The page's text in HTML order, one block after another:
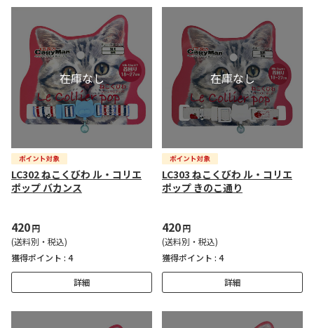
LC302 ねこくびわ ル・コリエ
ポップ バカンス
420円
(送料別・税込)
獲得ポイント : 4
詳細
LC303 ねこくびわ ル・コリエ
ポップ きのこ通り
420円
(送料別・税込)
獲得ポイント : 4
詳細